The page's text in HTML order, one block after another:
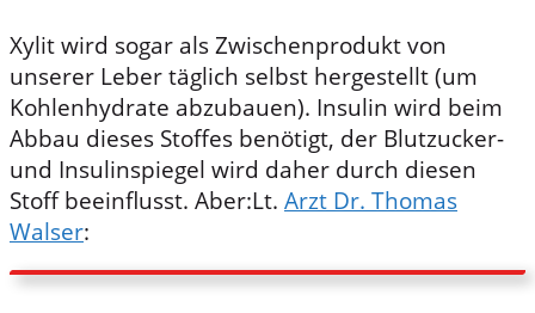
Xylit wird sogar als Zwischenprodukt von
unserer Leber täglich selbst hergestellt (um
Kohlenhydrate abzubauen). Insulin wird beim
Abbau dieses Stoffes benötigt, der Blutzucker-
und Insulinspiegel wird daher durch diesen
Stoff beeinflusst. Aber:Lt. Arzt Dr. Thomas
Walser: